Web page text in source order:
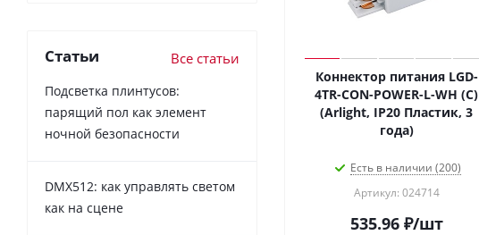
Коннектор питания LGD-
4TR-CON-POWER-L-WH (C)
(Arlight, IP20 Пластик, 3
года)
Есть в наличии (200)
Артикул: 024714
535.96₽/шт
Статьи Все статьи
Подсветка плинтусов:
парящий пол как элемент
ночной безопасности
DMX512: как управлять светом
как на сцене